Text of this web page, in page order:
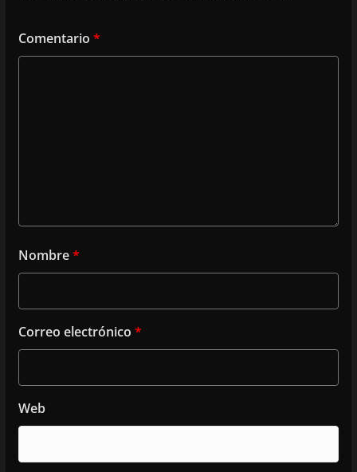
Comentario *
Nombre*
Correo electrónico *
Web